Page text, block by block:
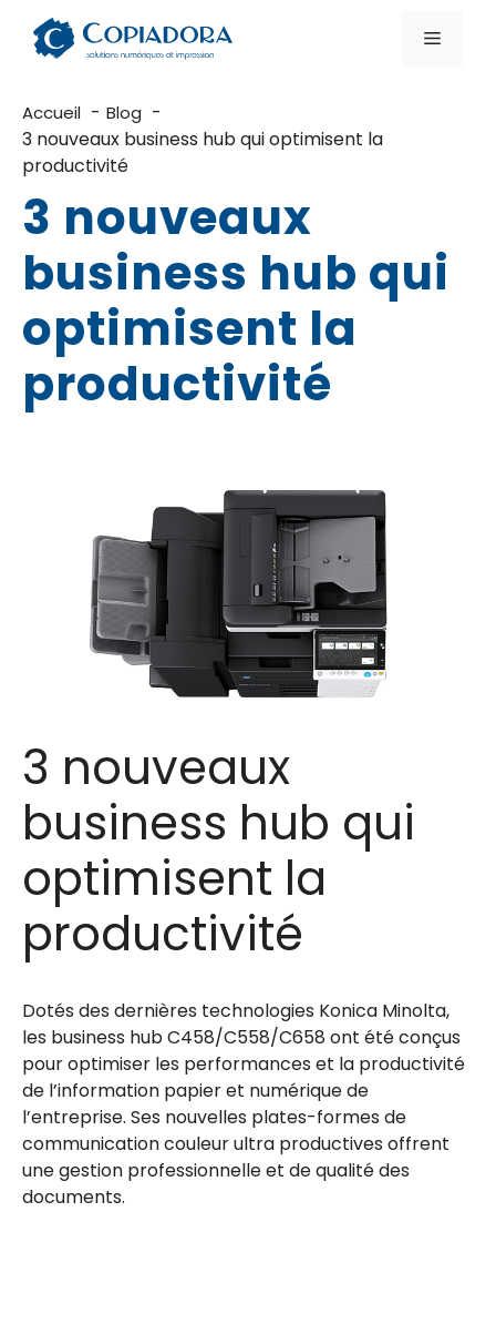
contenu
Menu
Accueil Blog
3 nouveaux business hub qui optimisent la
productivité
3 nouveaux
business hub qui
optimisent la
productivité
3 nouveaux
business hub qui
optimisent la
productivité
Dotés des dernières technologies Konica Minolta,
les business hub C458/C558/C658 ont été conçus
pour optimiser les performances et la productivité
de l’information papier et numérique de
l’entreprise. Ses nouvelles plates-formes de
communication couleur ultra productives offrent
une gestion professionnelle et de qualité des
documents.